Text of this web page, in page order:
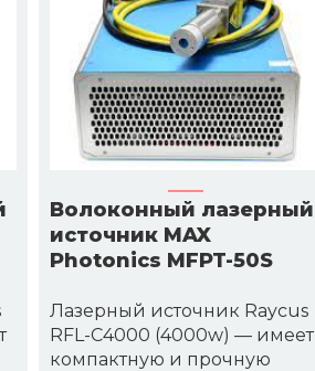
Волоконный лазерный
источник MAX
Photonics MFPT-50S
Лазерный источник Raycus
RFL-C4000 (4000w) — имеет
компактную и прочную